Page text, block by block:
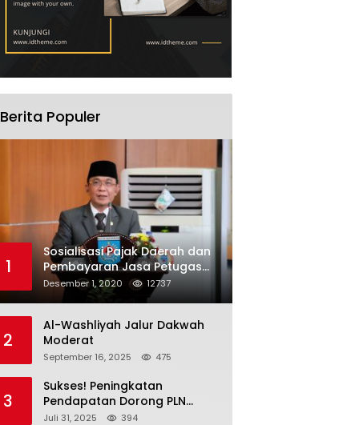
Berita Populer
1
Sosialisasi Pajak Daerah dan
Pembayaran Jasa Petugas
Penyampaian SPT PBB-P2
Kota Mataram
Desember 1, 2020 12737
2
Al-Washliyah Jalur Dakwah
Moderat
September 16, 2025 475
3
Sukses! Peningkatan
Pendapatan Dorong PLN
Masuk Fortune Global 500
Juli 31, 2025 394